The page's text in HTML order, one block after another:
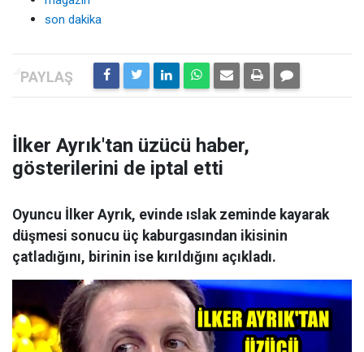
son dakika
İlker Ayrık'tan üzücü haber,
gösterilerini de iptal etti
Oyuncu İlker Ayrık, evinde ıslak zeminde kayarak
düşmesi sonucu üç kaburgasından ikisinin
çatladığını, birinin ise kırıldığını açıkladı.